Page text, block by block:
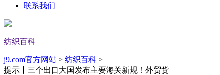
联系我们
纺织百科
j9.com官方网站 > 纺织百科 >
提示丨三个出口大国发布主要海关新规！外贸货